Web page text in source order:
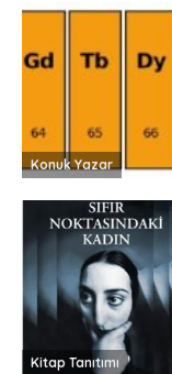
Konuk Yazar
Kitap Tanıtımı